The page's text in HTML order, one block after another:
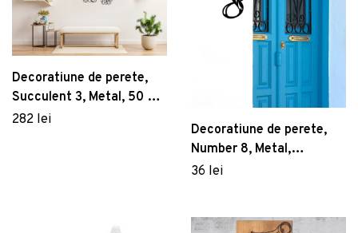
Decoratiune de perete,
Succulent 3, Metal, 50 x
50 cm, Negru
282 lei
Decoratiune de perete,
Number 8, Metal,
Dimensiune: 19 x 1,5 x 22
36 lei